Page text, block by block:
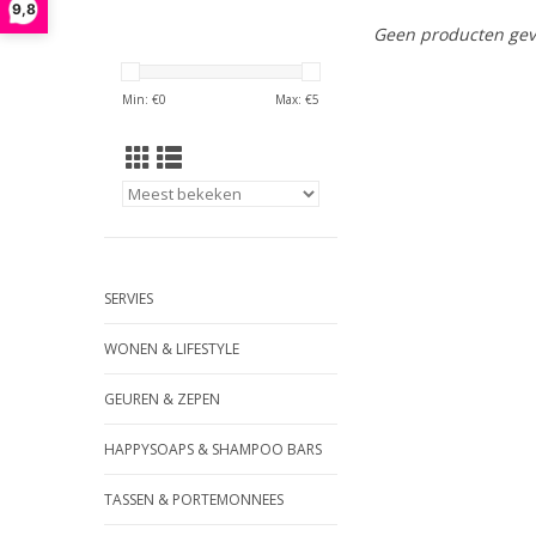
9,8
Min: €0 Max: €5
SERVIES
WONEN & LIFESTYLE
GEUREN & ZEPEN
HAPPYSOAPS & SHAMPOO BARS
TASSEN & PORTEMONNEES
Geen producten